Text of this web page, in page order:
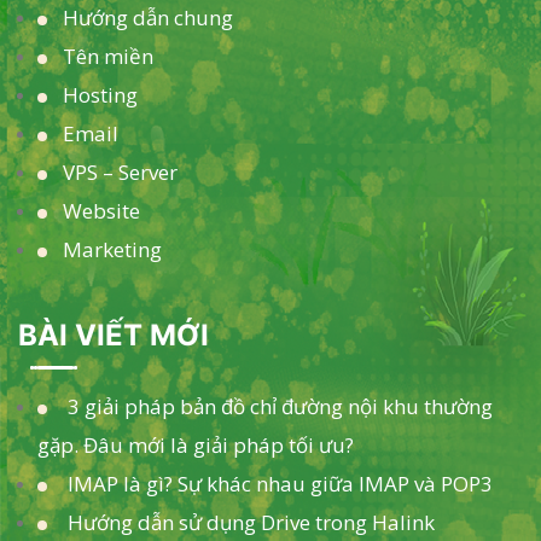
Hướng dẫn chung
Tên miền
Hosting
Email
VPS – Server
Website
Marketing
BÀI VIẾT MỚI
3 giải pháp bản đồ chỉ đường nội khu thường
gặp. Đâu mới là giải pháp tối ưu?
IMAP là gì? Sự khác nhau giữa IMAP và POP3
Hướng dẫn sử dụng Drive trong Halink